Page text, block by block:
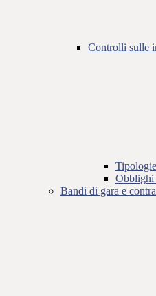
Controlli sulle
Obblighi
Bandi di gara e